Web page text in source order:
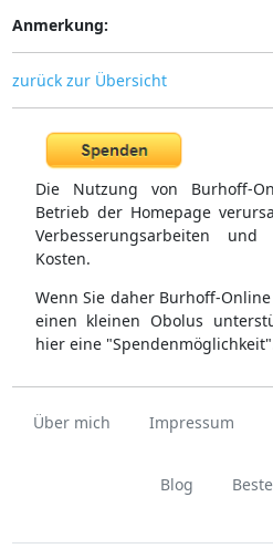
Anmerkung:
zurück zur Übersicht
Die Nutzung von Burhoff-
Betrieb der Homepage
Verbesserungsarbeiten und
Kosten.
Wenn Sie daher Burhoff-
einen kleinen Obolus
hier eine
Über mich Impressum
Blog